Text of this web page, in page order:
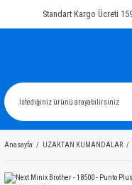
Standart Kargo Ücreti
Anasayfa UZAKTAN KUMANDALAR